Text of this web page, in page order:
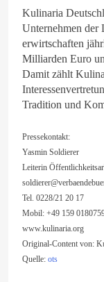
Kulinaria
Unternehmen der
erwirtschaften
Milliarden Euro
Damit zählt
Tradition und
Pressekontakt:
Yasmin Soldierer
Leiterin
Tel. 0228/21 20 17
Mobil: +49 159
www.kulinaria.org
Original-Content von:
Quelle: ots